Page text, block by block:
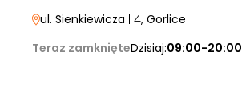
ul. Sienkiewicza | 4, Gorlice
Teraz zamknięteDzisiaj:09:00-20:00